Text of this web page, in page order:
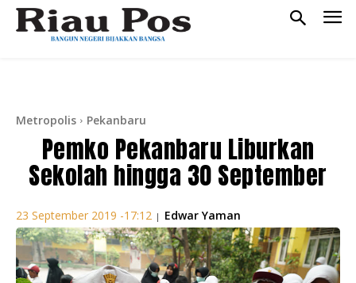
Metropolis Pekanbaru
Pemko Pekanbaru Liburkan
Sekolah hingga 30 September
23 September 2019 -17:12 | Edwar Yaman